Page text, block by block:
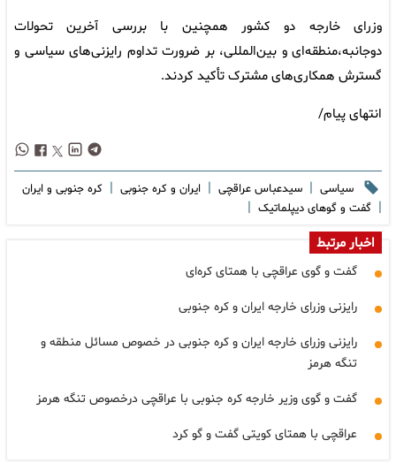
وزرای خارجه دو کشور همچنین با بررسی آخرین تحولات
دوجانبه،منطقه‌ای و بین‌المللی، بر ضرورت تداوم رایزنی‌های سیاسی و
گسترش همکاری‌های مشترک تأکید کردند.
انتهای پیام/
سیاسی | سیدعباس عراقچی | ایران و کره جنوبی | کره جنوبی و ایران
| گفت و گوهای دیپلماتیک |
اخبار مرتبط
گفت و گوی عراقچی با همتای کره‌ای
رایزنی وزرای خارجه ایران و کره جنوبی
رایزنی وزرای خارجه ایران و کره جنوبی در خصوص مسائل منطقه و
تنگه هرمز
گفت و گوی وزیر خارجه کره جنوبی با عراقچی درخصوص تنگه هرمز
عراقچی با همتای کویتی گفت و گو کرد